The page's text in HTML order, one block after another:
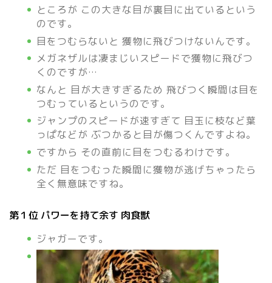
ところが この大きな目が裏目に出ているという
のです。
目をつむらないと 獲物に飛びつけないんです。
メガネザルは凄まじいスピードで獲物に飛びつ
くのですが…
なんと 目が大きすぎるため 飛びつく瞬間は目を
つむっているというのです。
ジャンプのスピードが速すぎて 目玉に枝など葉
っぱなどが ぶつかると目が傷つくんですよね。
ですから その直前に目をつむるわけです。
ただ 目をつむった瞬間に獲物が逃げちゃったら
全く無意味ですね。
第１位 パワーを持て余す 肉食獣
ジャガーです。